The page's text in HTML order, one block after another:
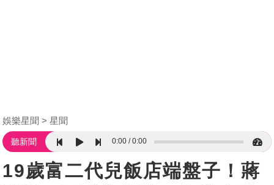
娛樂星聞 星聞
聽新聞 0:00 0:00
19歲富二代兒飯店端盤子！蔣